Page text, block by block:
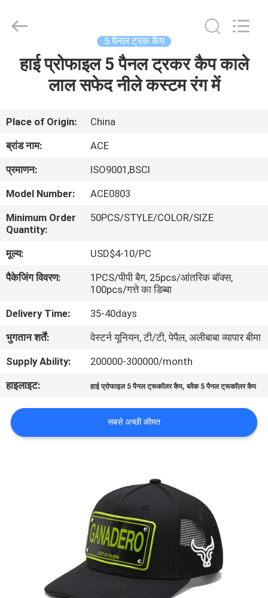
हमारे
बारे
कारखाना
गुणवत्ता
संपर्क
करें
मामलों
Manufacturing
Reserved.
5 पैनल ट्रक कैप
हाई प्रोफाइल 5 पैनल ट्रकर कैप काले
लाल सफेद नीले कस्टम रंग में
Place of Origin:
China
ब्रांड नाम:
ACE
प्रमाणन:
ISO9001,BSCI
Model Number:
ACE0803
Minimum Order
Quantity:
50PCS/STYLE/COLOR/SIZE
मूल्य:
USD$4-10/PC
पैकेजिंग विवरण:
1PCS/पीपी बैग, 25pcs/आंतरिक बॉक्स,
100pcs/गत्ते का डिब्बा
Delivery Time:
35-40days
भुगतान शर्तें:
वेस्टर्न यूनियन, टी/टी, पेपैल, अलीबाबा व्यापार बीमा
Supply Ability:
200000-300000/month
हाइलाइट:
हाई प्रोफाइल 5 पैनल ट्रूकॉलर कैप,ब्लैक 5 पैनल ट्रूकॉलर कैप
सबसे अच्छी कीमत